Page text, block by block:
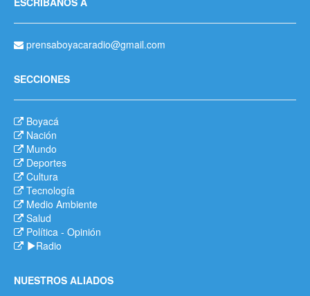
prensaboyacaradio@gmail.com
SECCIONES
Boyacá
Nación
Mundo
Deportes
Cultura
Tecnología
Medio Ambiente
Salud
Política - Opinión
Radio
NUESTROS ALIADOS